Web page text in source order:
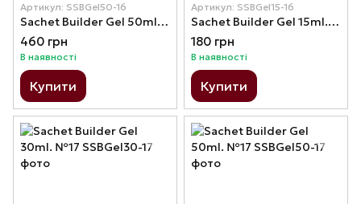
Артикул: SSBGel50-16
Sachet Builder Gel 50ml. №16
460 грн
В наявності
Купити
Артикул: SSBGel15-16
Sachet Builder Gel 15ml. №16
180 грн
В наявності
Купити